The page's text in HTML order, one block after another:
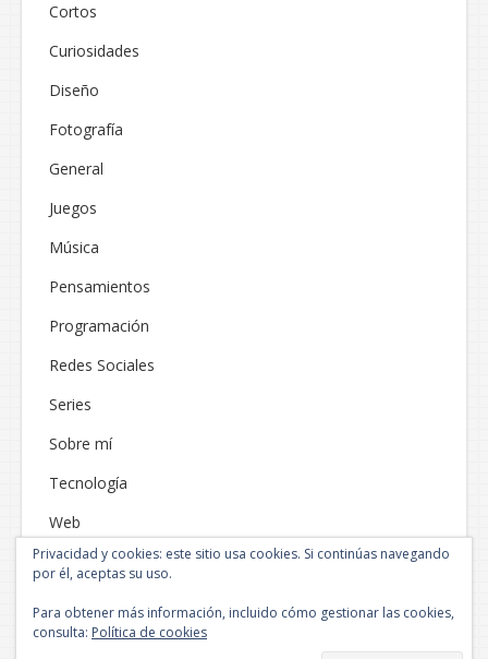
Cortos
Curiosidades
Diseño
Fotografía
General
Juegos
Música
Pensamientos
Programación
Redes Sociales
Series
Sobre mí
Tecnología
Web
Privacidad y cookies: este sitio usa cookies. Si continúas navegando
por él, aceptas su uso.
Para obtener más información, incluido cómo gestionar las cookies,
consulta: Política de cookies